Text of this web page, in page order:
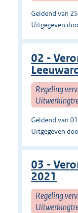
Geldend van
Uitgegeven
02 -
Regeling
Geldend van
Uitgegeven
03 -
2021
Regeling